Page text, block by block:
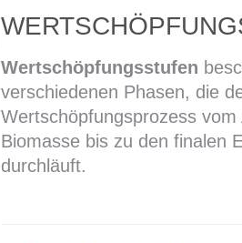
Wertschöpfungsstufen
verschiedenen Phasen, die
Wertschöpfungsprozess vom
Biomasse bis zu den finalen
durchläuft.